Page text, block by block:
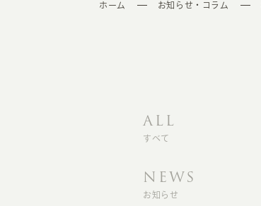
ホーム お知らせ・コラム
ALL
すべて
NEWS
お知らせ